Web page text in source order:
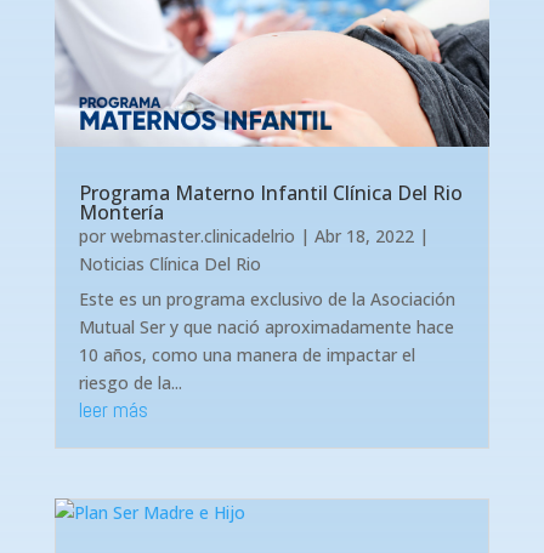
Programa Materno Infantil Clínica Del Rio
Montería
por webmaster.clinicadelrio | Abr 18, 2022|
Noticias Clínica Del Rio
Este es un programa exclusivo de la Asociación
Mutual Ser y que nació aproximadamente hace
10 años, como una manera de impactar el
riesgo de la...
leer más